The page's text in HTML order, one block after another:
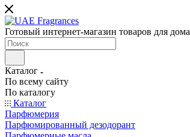
Готовый интернет-магазин товаров для дома
Каталог
По всему сайту
По каталогу
Каталог
Парфюмерия
Парфюмированный дезодорант